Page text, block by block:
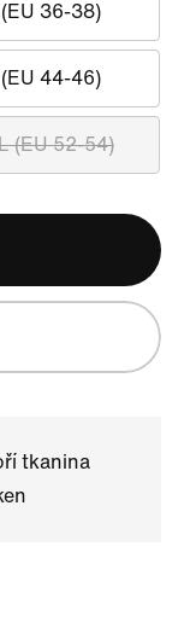
36-38)
(EU 44-46)
(EU 52-54)
tkanina